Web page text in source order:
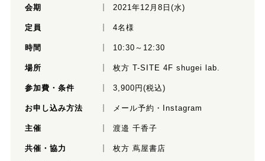
会期 2021年12月8日(水)
定員 4名様
時間 10:30～12:30
場所 枚方 T-SITE 4F shugei lab.
参加費・条件 3,900円(税込)
お申し込み方法 メール予約 ・ Instagram
主催 渡邉 千香子
共催・協力 枚方 蔦屋書店